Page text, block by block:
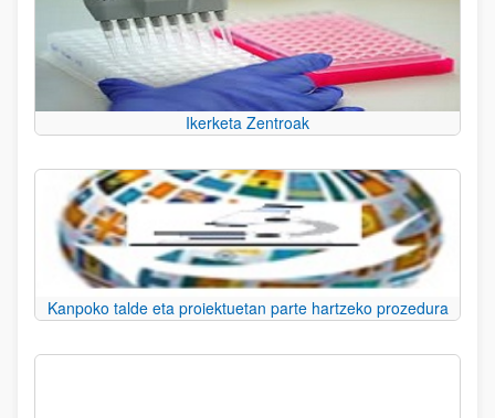
Ikerketa Zentroak
Kanpoko talde eta proiektuetan parte hartzeko prozedura